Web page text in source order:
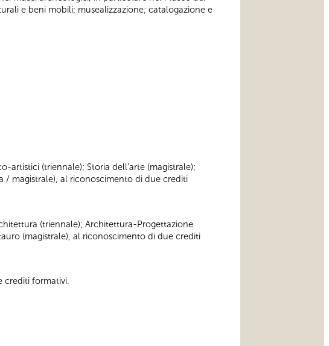
e beni mobili; musealizzazione; catalogazione e
(triennale); Storia dell’arte (magistrale);
/ magistrale), al riconoscimento di due crediti
(triennale); Architettura-Progettazione
(magistrale), al riconoscimento di due crediti
crediti formativi.